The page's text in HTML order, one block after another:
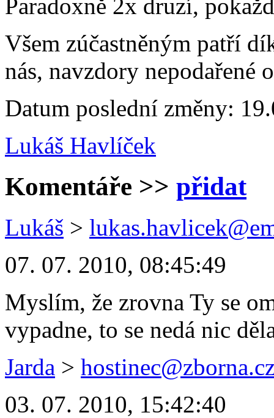
Paradoxně 2x druzí,
Všem zúčastněným patří
nás, navzdory nepodařené
Datum poslední změny:
Lukáš Havlíček
Komentáře >> přidat
Lukáš >
07. 07. 2010, 08:45:49
Myslím, že zrovna Ty se
vypadne, to se nedá nic
Jarda >
03. 07. 2010, 15:42:40